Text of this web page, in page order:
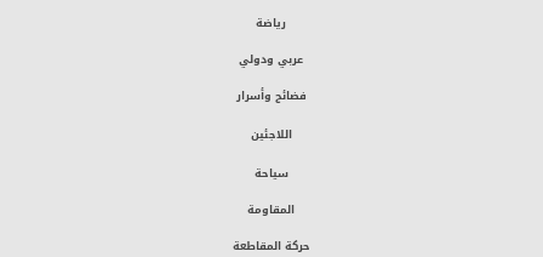
رياضة
عربي ودولي
فضائح وأسرار
اللاجئين
سياحة
المقاومة
حركة المقاطعة